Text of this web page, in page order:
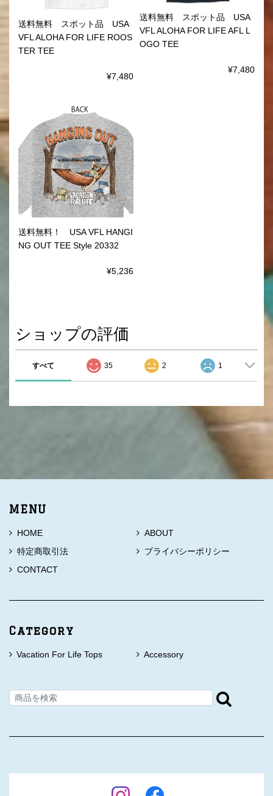
送料無料 スポット品 USA
VFL ALOHA FOR LIFE ROOS
TER TEE
¥7,480
送料無料 スポット品 USA
VFL ALOHA FOR LIFE AFL L
OGO TEE
¥7,480
送料無料！ USA VFL HANGI
NG OUT TEE Style 20332
¥5,236
ショップの評価
すべて 35 2 1
MENU
HOME
ABOUT
特定商取引法
プライバシーポリシー
CONTACT
Category
Vacation For Life Tops Accessory